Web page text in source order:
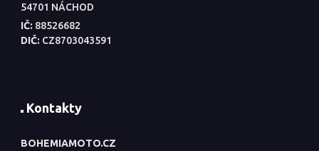
54701 NÁCHOD
IČ: 88526682
DIČ: CZ8703043591
Kontakty
BOHEMIAMOTO.CZ